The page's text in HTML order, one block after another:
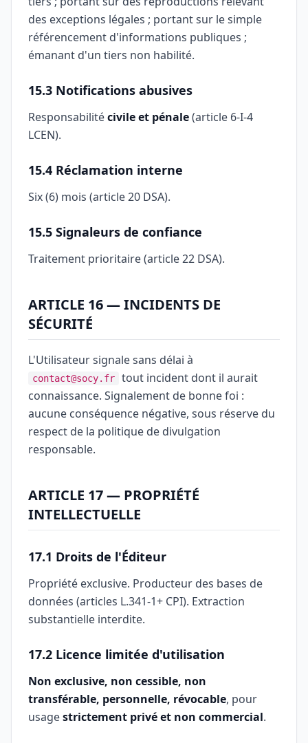
des exceptions légales ; portant sur le simple
référencement d'informations publiques ;
émanant d'un tiers non habilité.
15.3 Notifications abusives
Responsabilitécivile et pénale(article 6-I-4
LCEN).
15.4 Réclamation interne
Six (6) mois (article 20 DSA).
15.5 Signaleurs de confiance
Traitement prioritaire (article 22 DSA).
ARTICLE 16 — INCIDENTS DE
SÉCURITÉ
L'Utilisateur signale sans délai à
contact@socy.fr
tout incident dont il aurait
connaissance. Signalement de bonne foi :
aucune conséquence négative, sous réserve du
respect de la politique de divulgation
responsable.
ARTICLE 17 — PROPRIÉTÉ
INTELLECTUELLE
17.1 Droits de l'Éditeur
Propriété exclusive. Producteur des bases de
données (articles L.341-1+ CPI). Extraction
substantielle interdite.
17.2 Licence limitée d'utilisation
Non exclusive, non cessible, non
transférable, personnelle, révocable, pour
usagestrictement privé et non commercial.